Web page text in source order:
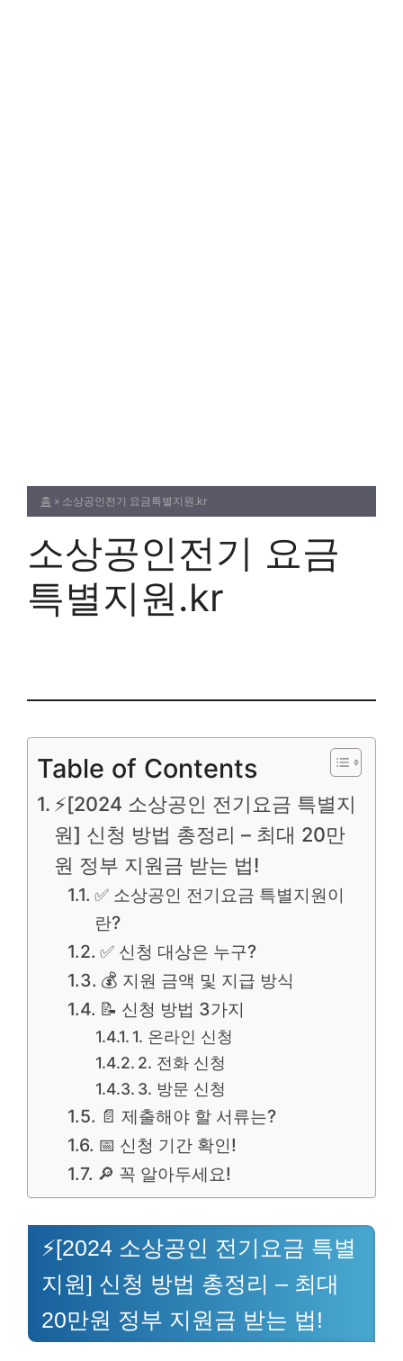
content
홈 » 소상공인전기 요금특별지원.kr
소상공인전기 요금
특별지원.kr
Table of Contents
⚡[2024 소상공인 전기요금 특별지
원] 신청 방법 총정리 – 최대 20만
원 정부 지원금 받는 법!
✅ 소상공인 전기요금 특별지원이
란?
✅ 신청 대상은 누구?
💰 지원 금액 및 지급 방식
📝 신청 방법 3가지
1. 온라인 신청
2. 전화 신청
3. 방문 신청
📄 제출해야 할 서류는?
📅 신청 기간 확인!
🔎 꼭 알아두세요!
⚡[2024 소상공인 전기요금 특별
지원] 신청 방법 총정리 – 최대
20만원 정부 지원금 받는 법!